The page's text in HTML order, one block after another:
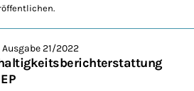
21/2022